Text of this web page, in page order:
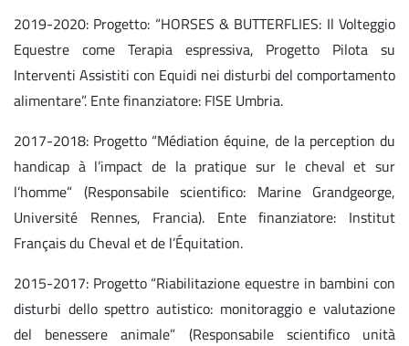
2019-2020: Progetto: “HORSES & BUTTERFLIES: Il Volteggio
Equestre come Terapia espressiva, Progetto Pilota su
Interventi Assistiti con Equidi nei disturbi del comportamento
alimentare”. Ente finanziatore: FISE Umbria.
2017-2018: Progetto “Médiation équine, de la perception du
handicap à l’impact de la pratique sur le cheval et sur
l’homme” (Responsabile scientifico: Marine Grandgeorge,
Université Rennes, Francia). Ente finanziatore: Institut
Français du Cheval et de l’Équitation.
2015-2017: Progetto “Riabilitazione equestre in bambini con
disturbi dello spettro autistico: monitoraggio e valutazione
del benessere animale” (Responsabile scientifico unità